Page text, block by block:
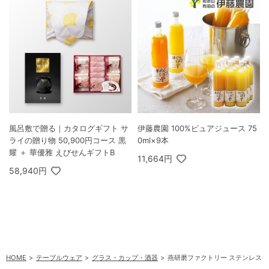
風呂敷で贈る｜カタログギフト サ
ライの贈り物 50,900円コース 黒
耀 ＋ 華優雅 えびせんギフトB
58,940円
伊藤農園 100%ピュアジュース 75
0ml×9本
11,664円
HOME テーブルウェア グラス・カップ・酒器 燕研磨ファクトリー ステンレス